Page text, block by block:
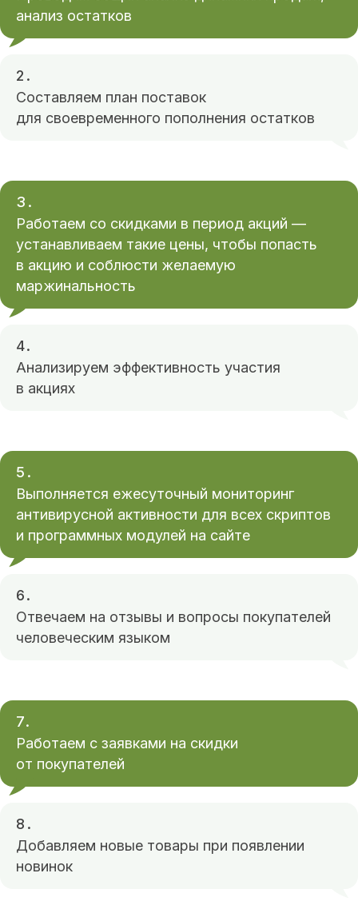
анализ остатков
2.
Составляем план поставок
для своевременного пополнения остатков
3.
Работаем со скидками в период акций —
устанавливаем такие цены, чтобы попасть
в акцию и соблюсти желаемую
маржинальность
4.
Анализируем эффективность участия
в акциях
5.
Выполняется ежесуточный мониторинг
антивирусной активности для всех скриптов
и программных модулей на сайте
6.
Отвечаем на отзывы и вопросы покупателей
человеческим языком
7.
Работаем с заявками на скидки
от покупателей
8.
Добавляем новые товары при появлении
новинок
Получить бесплатный
Ведущий специалист
Интернет-маркетингу и WEB-
разработке IT-компании
«Optima-PROMO™»
Дмитрий Голованов
IT-компания
«Optima-Promo™»
Мы — сертифицированные
партнеры «Яндекс», «1С:Битрикс»,
«Google AdWords», «ВКонтакте»
700+ сайтов в портфолио
17 лет опыта работы